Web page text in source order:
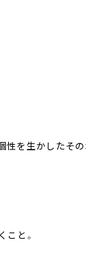
性を生かしたそ
と。